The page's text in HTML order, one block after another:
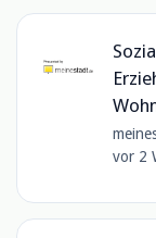
vor 2